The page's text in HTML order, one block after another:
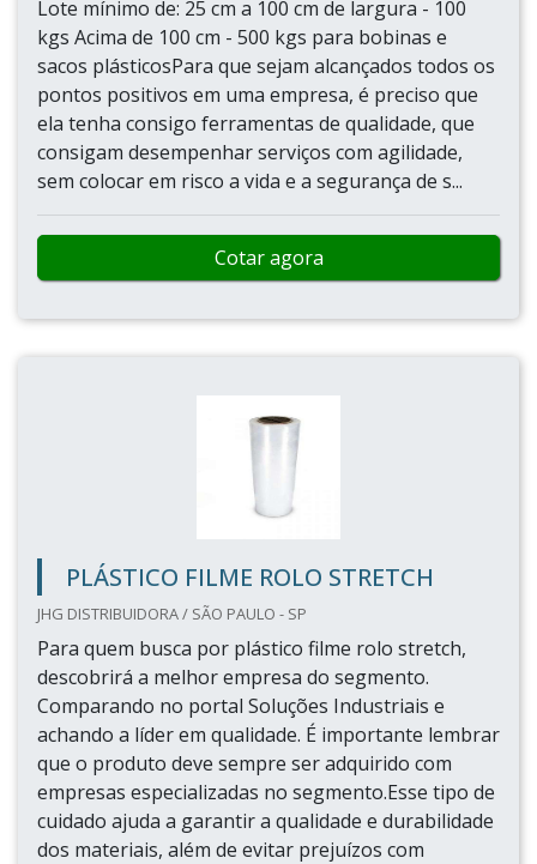
Lote mínimo de: 25 cm a 100 cm de largura - 100
kgs Acima de 100 cm - 500 kgs para bobinas e
sacos plásticosPara que sejam alcançados todos os
pontos positivos em uma empresa, é preciso que
ela tenha consigo ferramentas de qualidade, que
consigam desempenhar serviços com agilidade,
sem colocar em risco a vida e a segurança de s...
Cotar agora
PLÁSTICO FILME ROLO STRETCH
JHG DISTRIBUIDORA / SÃO PAULO - SP
Para quem busca por plástico filme rolo stretch,
descobrirá a melhor empresa do segmento.
Comparando no portal Soluções Industriais e
achando a líder em qualidade. É importante lembrar
que o produto deve sempre ser adquirido com
empresas especializadas no segmento.Esse tipo de
cuidado ajuda a garantir a qualidade e durabilidade
dos materiais, além de evitar prejuízos com